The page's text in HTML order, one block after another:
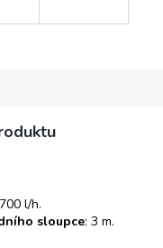
l/h.
sloupce: 3 m.